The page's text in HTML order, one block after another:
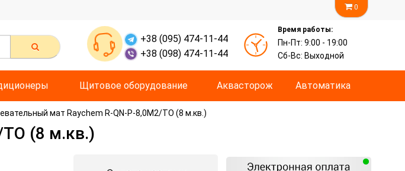
0
+38 (095) 474-11-44
+38 (098) 474-11-44
Время работы:
Пн-Пт: 9:00 - 19:00
Сб-Вс: Выходной
Щитовое оборудование Аквасторож Автоматика
мат Raychem R-QN-P-8,0M2/TO (8 м.кв.)
(8 м.кв.)